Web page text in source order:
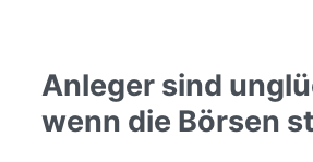
Anleger sind
wenn die Börsen